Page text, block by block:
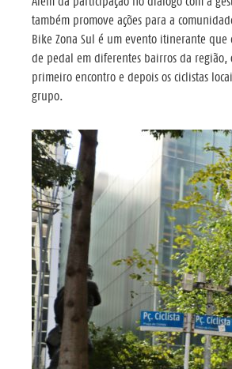
também promove ações para a
Bike Zona Sul é um evento itinerante que
de pedal em diferentes bairros da região,
primeiro encontro e depois os ciclistas
grupo.